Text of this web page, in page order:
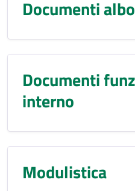
Documenti
Documenti
interno
Modulistica